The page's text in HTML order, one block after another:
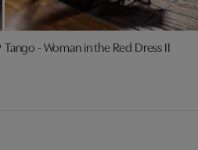
Tango - Woman in the Red Dress II